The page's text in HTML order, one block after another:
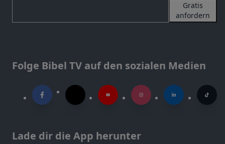
Gratis
anfordern
Folge Bibel TV auf den sozialen Medien
Lade dir die App herunter